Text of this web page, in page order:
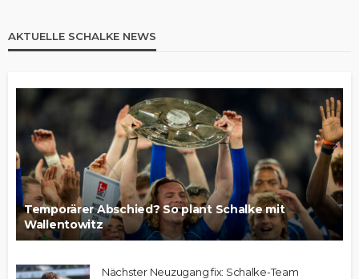
AKTUELLE SCHALKE NEWS
Temporärer Abschied? So plant Schalke mit
Wallentowitz
Nächster Neuzugang fix: Schalke-Team